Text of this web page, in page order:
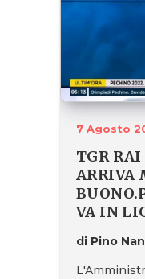
7 Agosto
TGR RAI
ARRIVA
VA IN
di Pino